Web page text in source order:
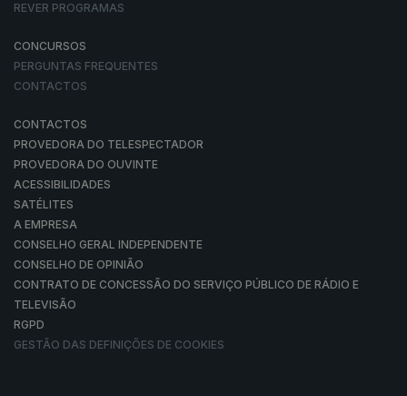
REVER PROGRAMAS
CONCURSOS
PERGUNTAS FREQUENTES
CONTACTOS
CONTACTOS
PROVEDORA DO TELESPECTADOR
PROVEDORA DO OUVINTE
ACESSIBILIDADES
SATÉLITES
A EMPRESA
CONSELHO GERAL INDEPENDENTE
CONSELHO DE OPINIÃO
CONTRATO DE CONCESSÃO DO SERVIÇO PÚBLICO DE RÁDIO E
TELEVISÃO
RGPD
GESTÃO DAS DEFINIÇÕES DE COOKIES